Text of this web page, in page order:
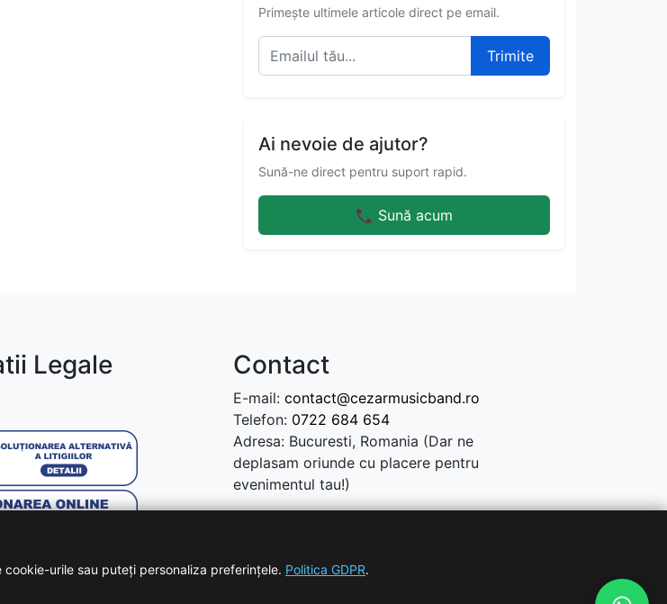
Primește ultimele articole direct pe email.
Trimite
Ai nevoie de ajutor?
Sună-ne direct pentru suport rapid.
📞 Sună acum
Legale Contact
E-mail: contact@cezarmusicband.ro
Telefon: 0722 684 654
Adresa: Bucuresti, Romania (Dar ne
deplasam oriunde cu placere pentru
evenimentul tau!)
urile sau puteți personaliza preferințele. Politica GDPR.